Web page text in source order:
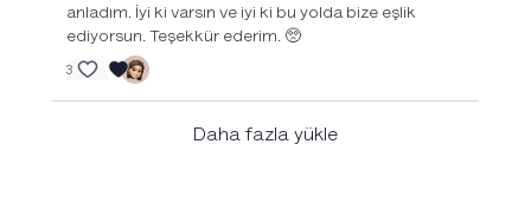
anladım. İyi ki varsın ve iyi ki bu yolda bize eşlik
ediyorsun. Teşekkür ederim. 🥺
3
Daha fazla yükle